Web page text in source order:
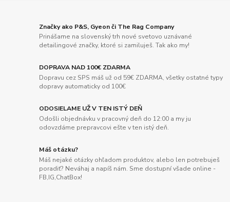
Značky ako P&S, Gyeon či The Rag Company
Prinášame na slovenský trh nové svetovo uznávané
detailingové značky, ktoré si zamiluješ. Tak ako my!
DOPRAVA NAD 100€ ZDARMA
Dopravu cez SPS máš už od 59€ ZDARMA, všetky ostatné typy
dopravy automaticky od 100€
ODOSIELAME UŽ V TEN ISTÝ DEŇ
Odošli objednávku v pracovný deň do 12:00 a my ju
odovzdáme prepravcovi ešte v ten istý deň.
Máš otázku?
Máš nejaké otázky ohľadom produktov, alebo len potrebuješ
poradiť? Neváhaj a napíš nám. Sme dostupní všade online -
FB,IG,ChatBox!